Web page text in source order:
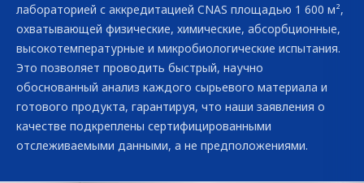
лабораторией с аккредитацией CNAS площадью 1 600 м²,
охватывающей физические, химические, абсорбционные,
высокотемпературные и микробиологические испытания.
Это позволяет проводить быстрый, научно
обоснованный анализ каждого сырьевого материала и
готового продукта, гарантируя, что наши заявления о
качестве подкреплены сертифицированными
отслеживаемыми данными, а не предположениями.